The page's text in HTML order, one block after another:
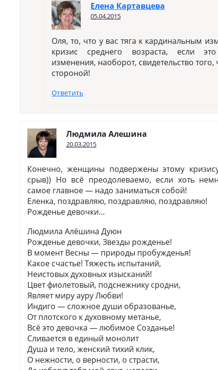
Елена Картавцева
05.04.2015
Оля, то, что у вас тяга к кардинальным
кризис среднего возраста, если
изменения, наоборот, свидетельство
стороной!
Ответить
Людмила Алешина
20.03.2015
Конечно, женщины подвержены этому
срыв)) Но всё преодолеваемо, если хоть
самое главное — надо заниматься собой!
Еленка, поздравляю, поздравляю, поздравляю!
Рожденье девочки…
Людмила Алёшина Дуюн
Рожденье девочки, Звезды рожденье!
В момент Весны — природы пробужденья!
Какое счастье! Тяжесть испытаний,
Неистовых духовных изысканий!
Цвет фиолетовый, подснежнику сродни,
Являет миру ауру Любви!
Индиго — сложное души образованье,
От плотского к духовному метанье,
Всё это девочка — любимое Созданье!
Сливается в единый монолит
Душа и тело, женский тихий клик,
О нежности, о верности, о страсти,